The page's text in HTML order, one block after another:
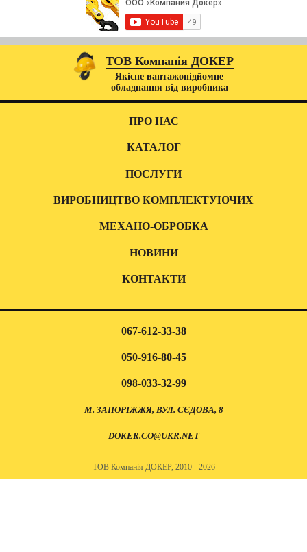
ТОВ Компанія ДОКЕР
Якісне вантажопідйомне
обладнання від виробника
ПРО НАС
КАТАЛОГ
ПОСЛУГИ
ВИРОБНИЦТВО КОМПЛЕКТУЮЧИХ
МЕХАНО-ОБРОБКА
НОВИНИ
КОНТАКТИ
067-612-33-38
050-916-80-45
098-033-32-99
М. ЗАПОРІЖЖЯ, ВУЛ. СЄДОВА, 8
DOKER.CO@UKR.NET
ТОВ Компанія ДОКЕР, 2010 - 2026